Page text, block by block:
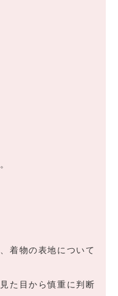
着物の表地について
た目から慎重に判断